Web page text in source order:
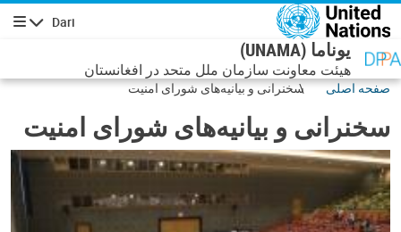
رفتن به محتوای اصلی
Dari
پیمایش
یوناما (UNAMA)
هیئت معاونت سازمان ملل متحد در افغانستان
صفحه اصلی سخنرانی و بیانیه‌های شورای امنیت
سخنرانی و بیانیه‌های شورای امنیت